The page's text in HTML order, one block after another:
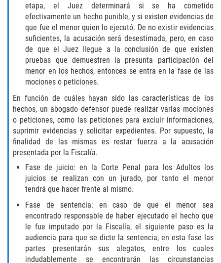
Child Abuse
Child Endangerment
Criminal Threat
Domestic Battery
Elder Abuse
Failure to Provide Care (Child Neglect)
Violation of Restraining Order
Diversion Program
Driving Crimes
Drinking Alcohol in a Motor Vehicle
Driving on a Suspended License
etapa, el Juez determinará si se ha cometido
efectivamente un hecho punible, y si existen evidencias de
que fue el menor quien lo ejecutó. De no existir evidencias
suficientes, la acusación será desestimada, pero, en caso
de que el Juez llegue a la conclusión de que existen
pruebas que demuestren la presunta participación del
menor en los hechos, entonces se entra en la fase de las
mociones o peticiones.
En función de cuáles hayan sido las características de los
hechos, un abogado defensor puede realizar varias mociones
o peticiones, como las peticiones para excluir informaciones,
suprimir evidencias y solicitar expedientes. Por supuesto, la
finalidad de las mismas es restar fuerza a la acusación
presentada por la Fiscalía.
Fase de juicio: en la Corte Penal para los Adultos los
juicios se realizan con un jurado, por tanto el menor
tendrá que hacer frente al mismo.
Fase de sentencia: en caso de que el menor sea
encontrado responsable de haber ejecutado el hecho que
le fue imputado por la Fiscalía, el siguiente paso es la
audiencia para que se dicte la sentencia, en esta fase las
partes presentarán sus alegatos, entre los cuales
indudablemente se encontrarán las circunstancias